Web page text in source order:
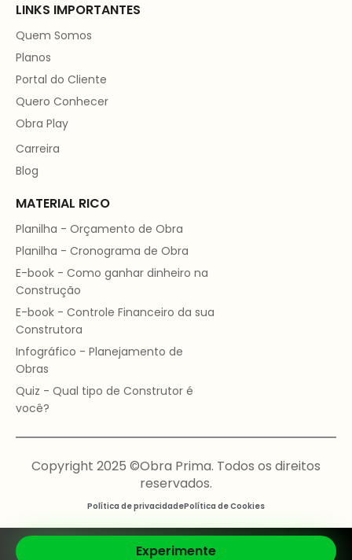
LINKS IMPORTANTES
Quem Somos
Planos
Portal do Cliente
Quero Conhecer
Obra Play
Carreira
Blog
MATERIAL RICO
Planilha - Orçamento de Obra
Planilha - Cronograma de Obra
E-book - Como ganhar dinheiro na
Construção
E-book - Controle Financeiro da sua
Construtora
Infográfico - Planejamento de
Obras
Quiz - Qual tipo de Construtor é
você?
Copyright 2025 ©Obra Prima. Todos os direitos
reservados.
Política de privacidadePolítica de Cookies
Experimente